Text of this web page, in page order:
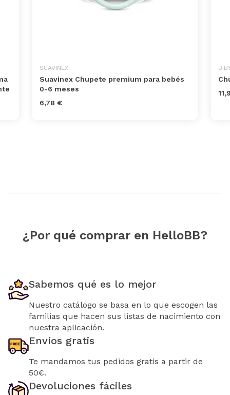
SUAVINEX
Suavinex Chupete premium para bebés
0-6 meses
6,78 €
¿Por qué comprar en HelloBB?
Sabemos qué es lo mejor
Nuestro catálogo se basa en lo que escogen las
familias que hacen sus listas de nacimiento con
nuestra aplicación.
Envíos gratis
Te mandamos tus pedidos gratis a partir de
50€.
Devoluciones fáciles